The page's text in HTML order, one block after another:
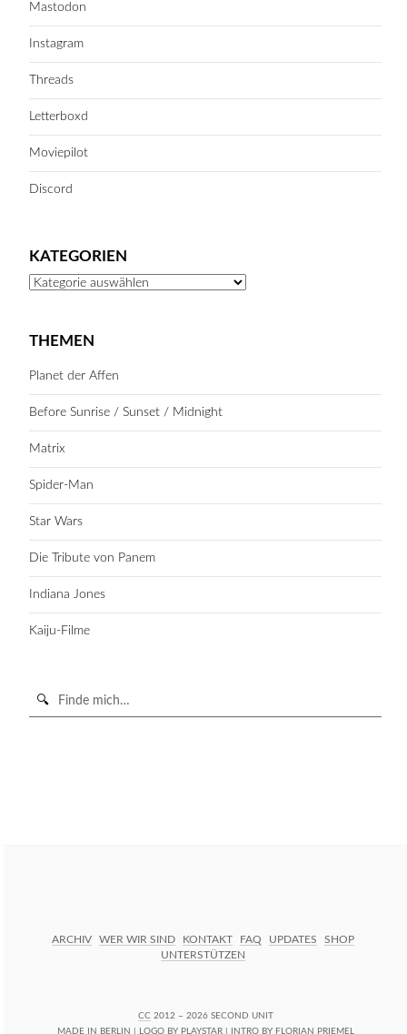
Mastodon
Instagram
Threads
Letterboxd
Moviepilot
Discord
KATEGORIEN
Kategorien
THEMEN
Planet der Affen
Before Sunrise / Sunset / Midnight
Matrix
Spider-Man
Star Wars
Die Tribute von Panem
Indiana Jones
Kaiju-Filme
Suche
ARCHIV WER WIR SIND KONTAKT FAQ UPDATES
SHOP
UNTERSTÜTZEN
CC 2012 – 2026 SECOND UNIT
MADE IN BERLIN | LOGO BY PLAYSTAR| INTRO BY FLORIAN PRIEMEL